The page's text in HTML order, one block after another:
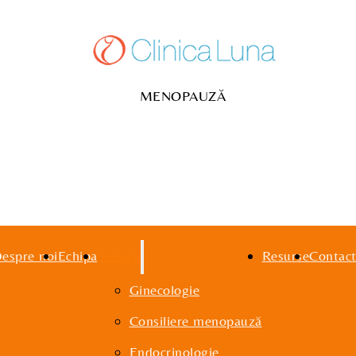
MENOPAUZĂ
noiEchipa
Ginecologie
Consiliere menopauză
Endocrinologie
ResurseContact